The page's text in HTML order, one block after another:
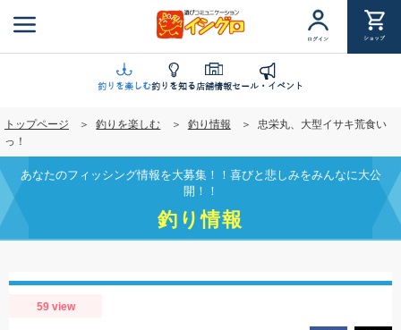
ン
ツ
移
動
ログイン ショップ
釣りを楽しむ釣りを知る店舗情報セール・イベント
トップページ 釣りを楽しむ 釣り情報
忠栄丸、大型イサキ荒食い
っ！
あなたのフィッシング情報を大募集！！喜びと悲しみをみんなに大公
開！！
釣り情報
59 view